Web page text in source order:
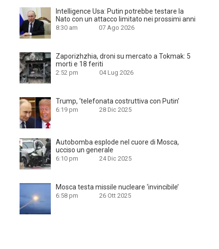
Intelligence Usa: Putin potrebbe testare la
Nato con un attacco limitato nei prossimi anni
8:30 am 07 Ago 2026
Zaporizhzhia, droni su mercato a Tokmak: 5
morti e 18 feriti
2:52 pm 04 Lug 2026
Trump, ‘telefonata costruttiva con Putin’
6:19 pm 28 Dic 2025
Autobomba esplode nel cuore di Mosca,
ucciso un generale
6:10 pm 24 Dic 2025
Mosca testa missile nucleare ‘invincibile’
6:58 pm 26 Ott 2025